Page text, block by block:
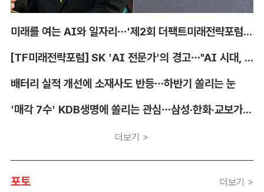
미래를 여는 AI와 일자리…'제2회 더팩트미래전략포럼' 참가 신청
[TF미래전략포럼] SK 'AI 전문가'의 경고…"AI 시대, 인재 격차 더 커진다"
배터리 실적 개선에 소재사도 반등…하반기 쏠리는 눈
'매각 7수' KDB생명에 쏠리는 관심…삼성·한화·교보가 주목하는 이유
더보기 >
포토 더보기 >